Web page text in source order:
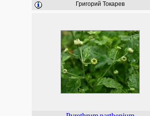
Григорий Токарев